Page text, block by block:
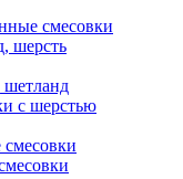
смесовки
шерсть
с шерстью
смесовки